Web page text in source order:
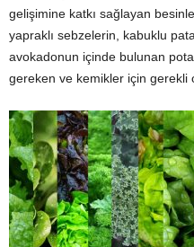
gelişimine katkı sağlayan
yapraklı sebzelerin, kabuklu
avokadonun içinde bulunan
gereken ve kemikler için gerekli